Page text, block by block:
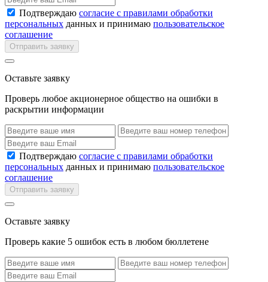
Подтверждаю согласие с правилами обработки
персональных данных и принимаю пользовательское
соглашение
Отправить заявку
Оставьте заявку
Проверь любое акционерное общество на ошибки в
раскрытии информации
Подтверждаю согласие с правилами обработки
персональных данных и принимаю пользовательское
соглашение
Отправить заявку
Оставьте заявку
Проверь какие 5 ошибок есть в любом бюллетене